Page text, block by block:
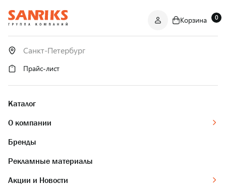
ОПТОМ
И В РОЗНИЦУ
Корзина 0
Прайс-лист
Каталог
О компании
Бренды
Рекламные материалы
Акции и Новости